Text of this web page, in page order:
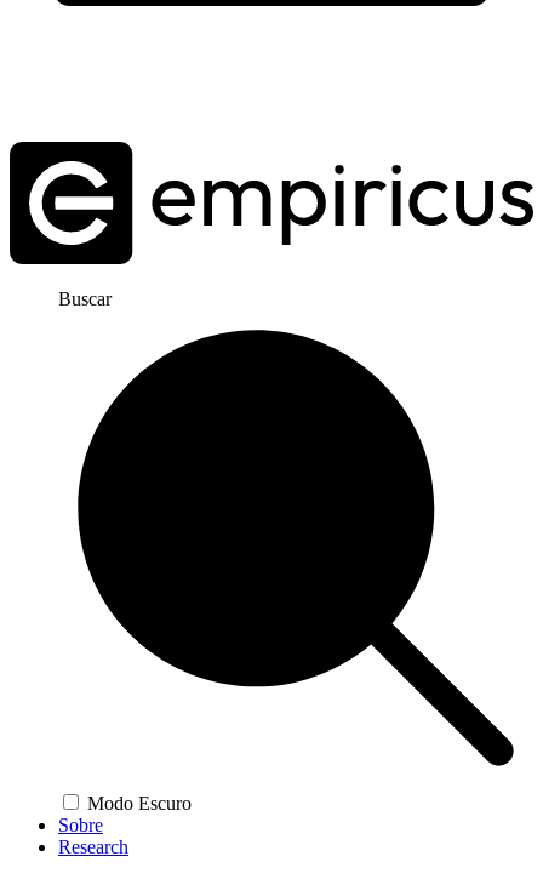
Buscar
Modo Escuro
Sobre
Research